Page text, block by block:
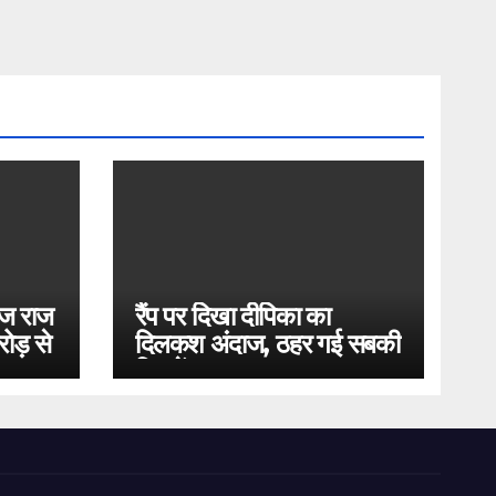
राज
से
रैंप पर दिखा दीपिका का
दिलकश अंदाज, ठहर गई सबकी
निगाहें